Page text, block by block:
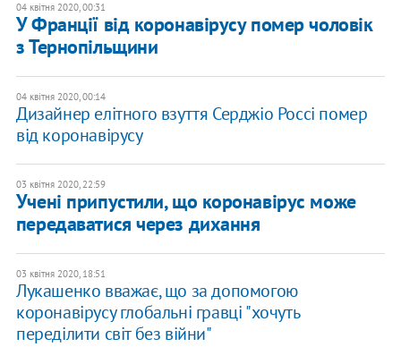
04 квітня 2020, 00:31
У Франції від коронавірусу помер чоловік
з Тернопільщини
04 квітня 2020, 00:14
Дизайнер елітного взуття Серджіо Россі помер
від коронавірусу
03 квітня 2020, 22:59
Учені припустили, що коронавірус може
передаватися через дихання
03 квітня 2020, 18:51
Лукашенко вважає, що за допомогою
коронавірусу глобальні гравці "хочуть
переділити світ без війни"